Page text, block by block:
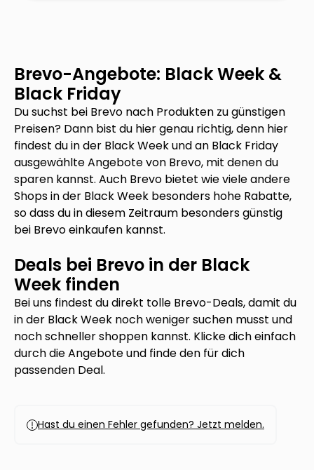
Brevo-Angebote: Black Week &
Black Friday
Du suchst bei Brevo nach Produkten zu günstigen
Preisen? Dann bist du hier genau richtig, denn hier
findest du in der Black Week und an Black Friday
ausgewählte Angebote von Brevo, mit denen du
sparen kannst. Auch Brevo bietet wie viele andere
Shops in der Black Week besonders hohe Rabatte,
so dass du in diesem Zeitraum besonders günstig
bei Brevoeinkaufen kannst.
Deals bei Brevo in der Black
Week finden
Bei uns findest du direkt tolle Brevo-Deals, damit du
in der Black Week noch weniger suchen musst und
noch schneller shoppen kannst. Klicke dich einfach
durch die Angebote und finde den für dich
passenden Deal.
Hast du einen Fehler gefunden? Jetzt melden.